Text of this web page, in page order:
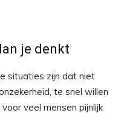
je denkt
situaties zijn dat niet
te snel willen
veel mensen pijnlijk